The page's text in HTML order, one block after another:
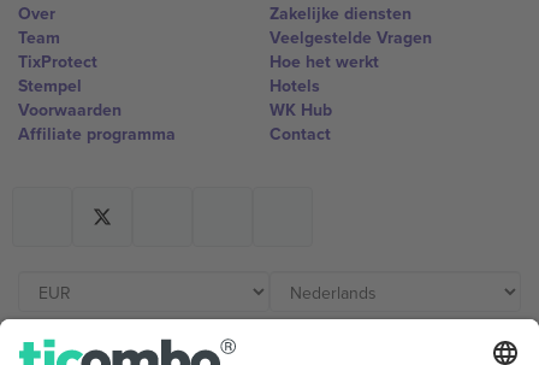
Over
Team
TixProtect
Stempel
Voorwaarden
Affiliate programma
Zakelijke diensten
Veelgestelde Vragen
Hoe het werkt
Hotels
WK Hub
Contact